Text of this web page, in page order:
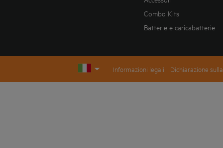
Combo Kits
Batterie e caricabatterie
Informazioni legali Dichiarazione